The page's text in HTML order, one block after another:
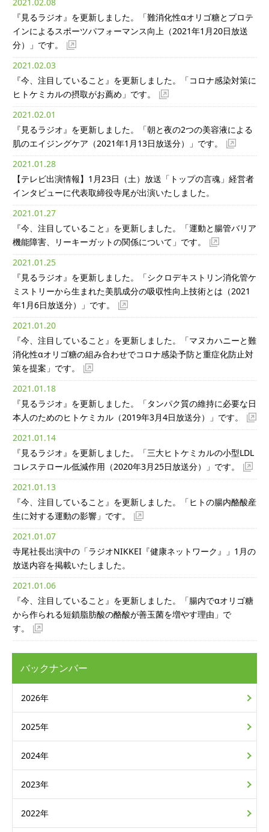
『見るラジオ』を更新しました。「難消化性αオリゴ糖とプロテ
インによるスポーツパフォーマンス向上（2021年1月20日放送
分）」です。
2021.02.03
『今、注目していること』を更新しました。「コロナ感染対策に
ヒトケミカルの摂取がお薦め」です。
2021.02.01
『見るラジオ』を更新しました。「朝と夜の2つの美容液による
肌のエイジングケア（2021年1月13日放送分）」です。
2021.01.28
【テレビ出演情報】1月23日（土）放送「トップの言魂」経営者
インタビューに代表取締役寺尾が出演いたしました。
2021.01.27
『今、注目していること』を更新しました。「運動と腸管バリア
機能障害、リーキーガットの関係について」です。
2021.01.25
『見るラジオ』を更新しました。「シクロデキストリン消化管ケ
ミストリーから生まれた美肌成分の吸収性向上技術とは（2021
年1月6日放送分）」です。
2021.01.20
『今、注目していること』を更新しました。「マヌカハニーと難
消化性αオリゴ糖の組み合わせでコロナ感染予防と重症化防止対
策を提案」です。
2021.01.18
『見るラジオ』を更新しました。「タンパク質の維持に必要な日
本人のためのヒトケミカル（2019年3月4日放送分）」です。
2021.01.14
『見るラジオ』を更新しました。「三大ヒトケミカルの小型LDL
コレステロール低減作用（2020年3月25日放送分）」です。
2021.01.13
『今、注目していること』を更新しました。「ヒトの腸内酪酸産
生に対する運動の影響」です。
2021.01.07
寺尾社長出演中の「ラジオNIKKEI『健康ネットワーク』」1月の
放送内容を掲載いたしました。
2021.01.06
『今、注目していること』を更新しました。「腸内でαオリゴ糖
から作られる短鎖脂肪酸の酪酸が善玉菌を増やす理由」で
す。
バックナンバー
2026年
2025年
2024年
2023年
2022年